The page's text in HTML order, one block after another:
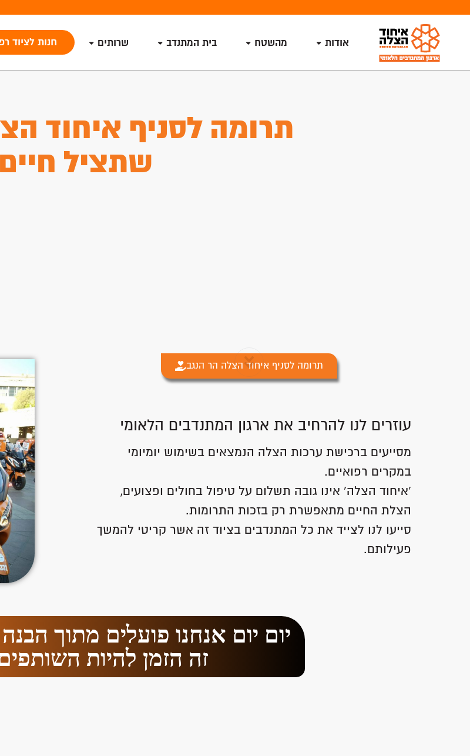
אודות מהשטח בית המתנדב שרותים חנות לציוד
תרומה לסניף איחוד
שתציל חיים
תרומה לסניף איחוד הצלה הר הנגב
עוזרים לנו להרחיב את ארגון המתנדבים הלאומי
מסייעים ברכישת ערכות הצלה הנמצאים בשימוש יומיומי
במקרים רפואיים.
'איחוד הצלה' אינו גובה תשלום על טיפול בחולים ופצועים,
הצלת החיים מתאפשרת רק בזכות התרומות.
סייעו לנו לצייד את כל המתנדבים בציוד זה אשר קריטי להמשך
פעילותם.
יום יום אנחנו פועלים מתוך
זה הזמן להיות